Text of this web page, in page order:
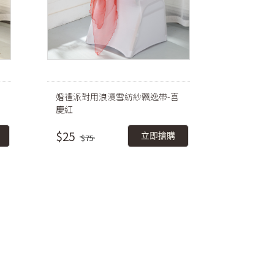
婚禮派對用浪漫雪紡紗飄逸帶-喜
慶紅
$25 $75 立即搶購